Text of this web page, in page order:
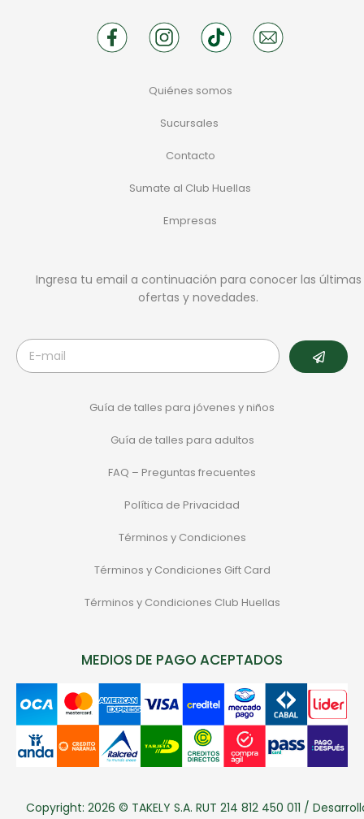
Quiénes somos
Sucursales
Contacto
Sumate al Club Huellas
Empresas
Ingresa tu email a continuación para conocer las últimas
ofertas y novedades.
Guía de talles para jóvenes y niños
Guía de talles para adultos
FAQ – Preguntas frecuentes
Política de Privacidad
Términos y Condiciones
Términos y Condiciones Gift Card
Términos y Condiciones Club Huellas
MEDIOS DE PAGO ACEPTADOS
Copyright: 2026 © TAKELY S.A. RUT 214 812 450 011 /